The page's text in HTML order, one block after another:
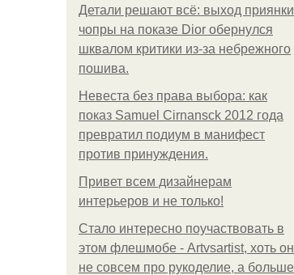
Детали решают всё: выход приянки
чопры на показе Dior обернулся
шквалом критики из-за небрежного
пошива.
Невеста без права выбора: как
показ Samuel Cirnansck 2012 года
превратил подиум в манифест
против принуждения.
Привет всем дизайнерам
интерьеров и не только!
Стало интересно поучаствовать в
этом флешмобе - Artvsartist, хоть он
не совсем про рукоделие, а больше